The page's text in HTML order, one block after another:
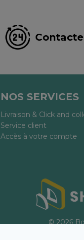
NOS SERVICES
Livraison & Click and
Service client
Accès à votre compte
© 2026